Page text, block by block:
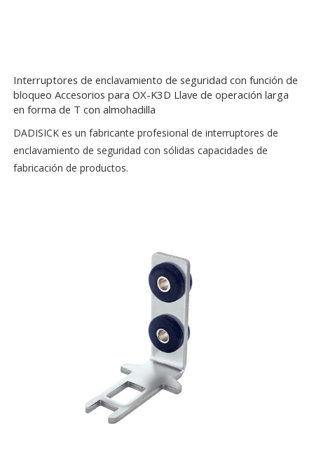
Interruptores de enclavamiento de seguridad con función de
bloqueo Accesorios para OX-K3D Llave de operación larga
en forma de T con almohadilla
DADISICK es un fabricante profesional de interruptores de
enclavamiento de seguridad con sólidas capacidades de
fabricación de productos.